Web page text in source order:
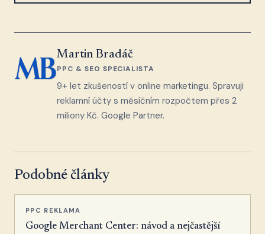
Martin Bradáč
PPC & SEO SPECIALISTA
9+ let zkušeností v online marketingu. Spravuji
reklamní účty s měsíčním rozpočtem přes 2
miliony Kč. Google Partner.
Podobné články
PPC REKLAMA
Google Merchant Center: návod a nejčastější